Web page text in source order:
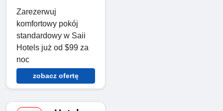
Zarezerwuj
komfortowy pokój
standardowy w Saii
Hotels już od $99 za
noc
zobacz ofertę